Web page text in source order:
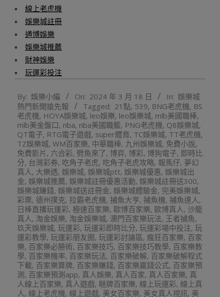
線上老虎機
娛樂城註冊
通博娛樂
娛樂城推薦
財神娛樂
玩運彩投注
03-
18
By: 娛樂小編 On: 2024 年 3 月 18 日 In: 娛樂城
熱門新聞搶先報
Tagged: 21點, 539, BNG老虎機, BS
老虎機, HOYA娛樂城, leo娛樂, leo娛樂城, mlb美國職棒,
mlb美金盤口, nba, nba美國職籃, PNG老虎機, Q8娛樂城,
QT電子, RTG電子遊戲, super體育, TC娛樂城, TT老虎機,
TZ娛樂城, WM百家樂, 中華職棒, 九州娛樂城, 免費小說,
免費影片 , 六合彩, 劈魚來了, 博弈, 博彩, 博狗電子, 即時比
分, 台灣彩券, 吃角子老虎, 吃角子老虎攻略, 報馬仔, 夢幻
真人, 大樂透, 娛樂城, 娛樂城ptt, 娛樂城優惠, 娛樂城出
金, 娛樂城推薦, 娛樂城註冊優惠活動, 娛樂城註冊送300,
娛樂城賺錢, 娛樂城送註冊金, 娛樂城體驗金, 完美娛樂城,
彩票, 德州撲克, 拉霸老虎機, 捕魚大亨, 捕魚機, 捕魚達人,
日棒直播玩運彩, 極速百家樂, 歐博百家樂, 歐博真人, 沙龍
真人, 淘金娛樂, 淘金娛樂城, 澳門百家樂玩法, 王者捕魚,
玖天娛樂城, 玩運彩, 玩運彩即時比分, 玩運彩場中投注, 玩
運彩教學, 玩運彩朋友圈, 玩運彩討論區, 瘋狂百家樂, 百家
樂, 百家樂必勝術, 百家樂技巧, 百家樂技巧教學, 百家樂教
學, 百家樂機率, 百家樂玩法, 百家樂破解, 百家樂破解程式
下載, 百家樂算牌, 百家樂賺錢, 百家樂贏錢公式, 百家樂預
測 , 百家樂預測app, 真人娛樂, 真人百家, 真人百家樂, 真
人線上百家樂, 真人遊戲, 瞇牌百家樂, 線上玩運彩, 線上真
人, 線上老虎機, 線上遊戲, 美女百家樂, 美女真人視訊, 美